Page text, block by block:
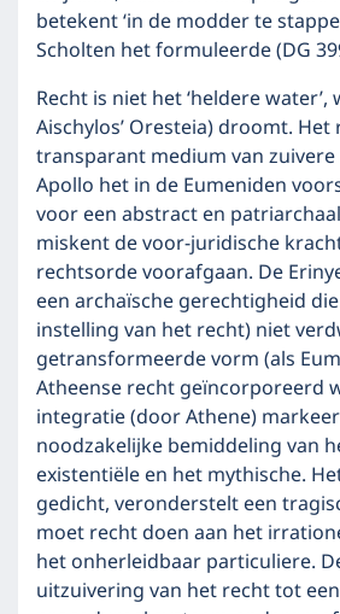
betekent ‘in de modder te
Scholten het formuleerde (DG
Recht is niet het ‘heldere
Aischylos’ Oresteia) droomt. Het
transparant medium van
Apollo het in de Eumeniden
voor een abstract en
miskent de voor-juridische
rechtsorde voorafgaan. De
een archaïsche gerechtigheid
instelling van het recht) niet
getransformeerde vorm (als
Atheense recht geïncorporeerd
integratie (door Athene)
noodzakelijke bemiddeling van
existentiële en het mythische.
gedicht, veronderstelt een
moet recht doen aan het
het onherleidbaar particuliere.
uitzuivering van het recht tot